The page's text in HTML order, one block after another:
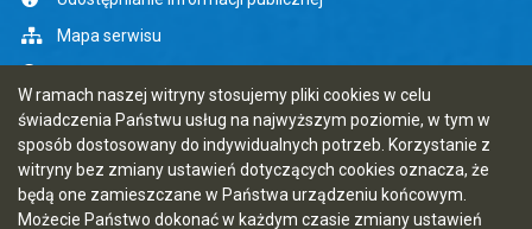
W ramach naszej witryny stosujemy pliki cookies w celu
świadczenia Państwu usług na najwyższym poziomie, w tym w
sposób dostosowany do indywidualnych potrzeb. Korzystanie z
witryny bez zmiany ustawień dotyczących cookies oznacza, że
będą one zamieszczane w Państwa urządzeniu końcowym.
Możecie Państwo dokonać w każdym czasie zmiany ustawień
Mapa serwisu
Statystyki oglądalności
Ostatnio dodane
Rejestr zmian
Ostatnia aktualizacja BIP: 07.08.2026 14:15